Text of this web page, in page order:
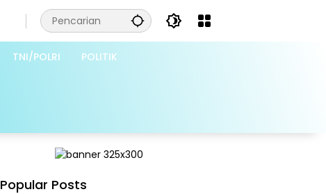
TNI/POLRI POLITIK
Popular Posts